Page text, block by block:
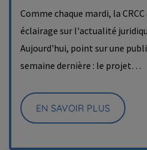
Comme chaque mardi, la
éclairage sur l'actualité
Aujourd'hui, point sur une
semaine dernière : le projet…
EN SAVOIR PLUS